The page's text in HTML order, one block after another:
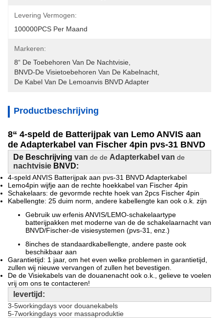
Levering Vermogen:
100000PCS Per Maand
Markeren:
8“ De Toebehoren Van De Nachtvisie
BNVD-De Visietoebehoren Van De Kabelnacht
De Kabel Van De Lemoanvis BNVD Adapter
Productbeschrijving
8“ 4-speld de Batterijpak van Lemo ANVIS aan
de Adapterkabel van Fischer 4pin pvs-31 BNVD
De Beschrijving van de de Adapterkabel van de
nachtvisie BNVD:
4-speld ANVIS Batterijpak aan pvs-31 BNVD Adapterkabel
Lemo4pin wijfje aan de rechte hoekkabel van Fischer 4pin
Schakelaars: de gevormde rechte hoek van 2pcs Fischer 4pin
Kabellengte: 25 duim norm, andere kabellengte kan ook o.k. zijn
Gebruik uw erfenis ANVIS/LEMO-schakelaartype
batterijpakken met moderne van de de schakelaarnacht van
BNVD/Fischer-de visiesystemen (pvs-31, enz.)
8inches de standaardkabellengte, andere paste ook
beschikbaar aan
Garantietijd: 1 jaar, om het even welke problemen in garantietijd,
zullen wij nieuwe vervangen of zullen het bevestigen.
De de Visiekabels van de douanenacht ook o.k., gelieve te voelen
vrij om ons te contacteren!
levertijd:
3-5workingdays voor douanekabels
5-7workingdays voor massaproduktie